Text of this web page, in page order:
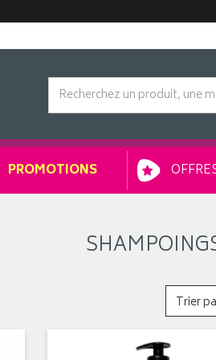
PROMOTIONS
Trier